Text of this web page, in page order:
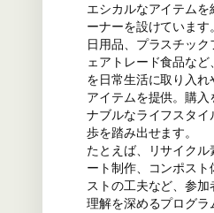
エシカルなアイテムを
ーナーを設けています
日用品、プラスチッ
ェアトレード食品な
を日常生活に取り入
アイテムを提供。購入
ナブルなライフスタイ
歩を踏み出せます。
たとえば、リサイクル
ート制作、コンポスト
ストの工夫など、参
理解を深めるプログラ